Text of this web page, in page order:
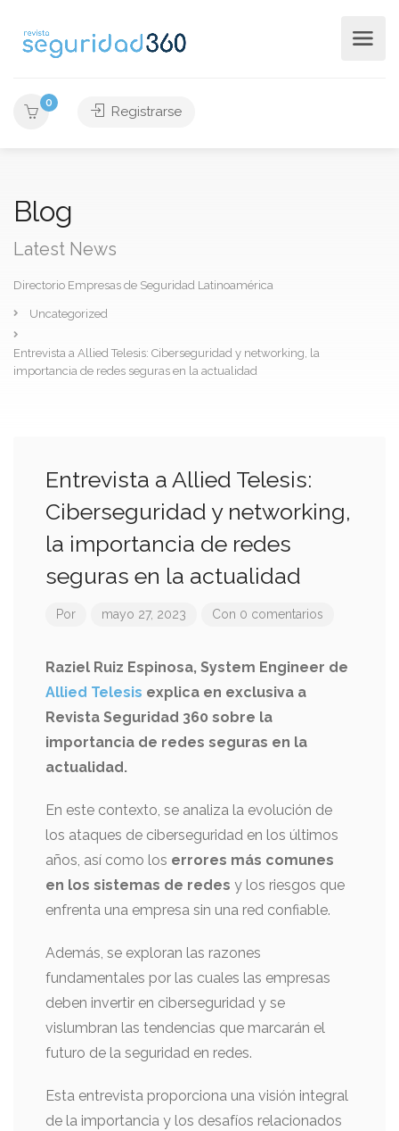
0
Registrarse
Blog
Latest News
Directorio Empresas de Seguridad Latinoamérica
Uncategorized
Entrevista a Allied Telesis: Ciberseguridad y networking, la
importancia de redes seguras en la actualidad
Entrevista a Allied Telesis:
Ciberseguridad y networking,
la importancia de redes
seguras en la actualidad
Por mayo 27, 2023 Con 0 comentarios
Raziel Ruiz Espinosa, System Engineer de
Allied Telesis explica en exclusiva a
Revista Seguridad 360 sobre la
importancia de redes seguras en la
actualidad.
En este contexto, se analiza la evolución de
los ataques de ciberseguridad en los últimos
años, así como los errores más comunes
en los sistemas de redes y los riesgos que
enfrenta una empresa sin una red confiable.
Además, se exploran las razones
fundamentales por las cuales las empresas
deben invertir en ciberseguridad y se
vislumbran las tendencias que marcarán el
futuro de la seguridad en redes.
Esta entrevista proporciona una visión integral
de la importancia y los desafíos relacionados